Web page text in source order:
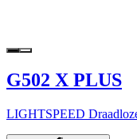
G502 X PLUS
LIGHTSPEED